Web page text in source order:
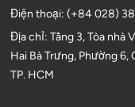
Điện thoại: (+84 028)
Địa chỉ: Tầng 3, Tòa nhà
Hai Bà Trưng, Phường 6,
TP. HCM